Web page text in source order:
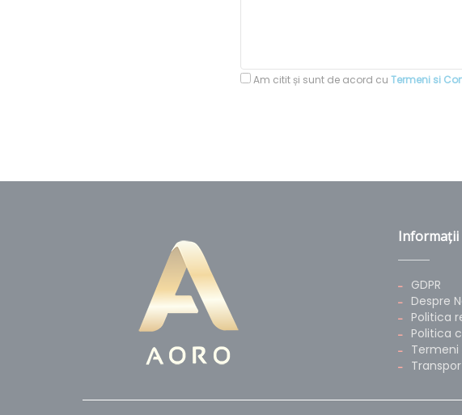
Am citit și sunt de acord cu Termeni si
Informaţii
GDPR
Despre
Politica
Politica
Termeni